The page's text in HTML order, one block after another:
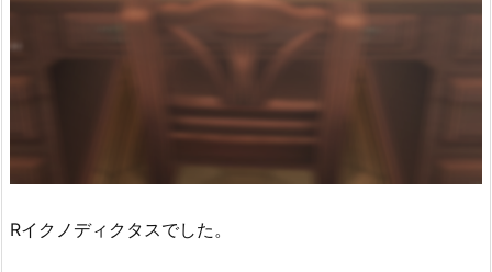
Rイクノディクタスでした。